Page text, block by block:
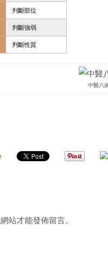
判斷部位
判斷強弱
判斷性質
中醫八
網站才能發佈留言。